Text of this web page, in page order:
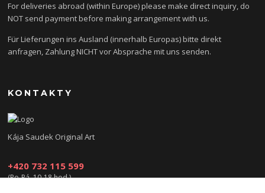
For deliveries abroad (within Europe) please make direct inquiry, do
NOT send payment before making arrangement with us.
Für Lieferungen ins Ausland (innerhalb Europas) bitte direkt
anfragen, Zahlung NICHT vor Absprache mit uns senden.
KONTAKTY
Kája Saudek Original Art
+420 732 115 599
(Po-Pá, 10-18 hod.)